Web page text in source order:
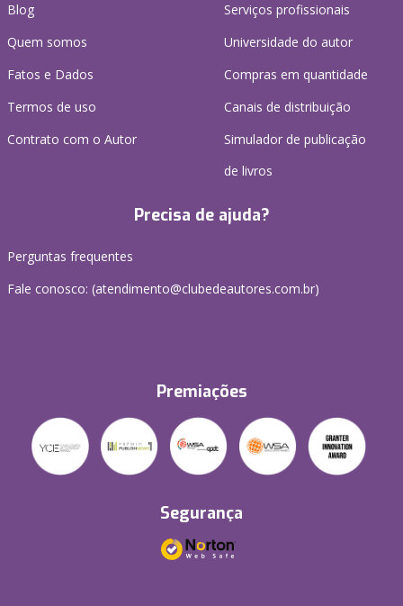
Blog
Quem somos
Fatos e Dados
Termos de uso
Contrato com o Autor
Serviços profissionais
Universidade do autor
Compras em quantidade
Canais de distribuição
Simulador de publicação
de livros
Precisa de ajuda?
Perguntas frequentes
Fale conosco: (atendimento@clubedeautores.com.br)
Premiações
Segurança